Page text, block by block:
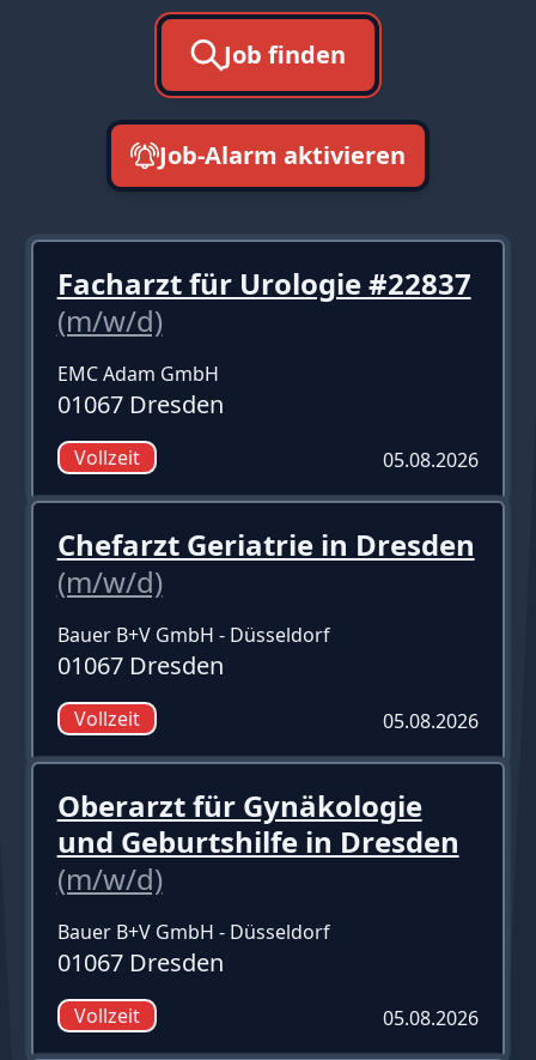
Job finden
Job-Alarm aktivieren
Facharzt für Urologie #22837
(m/w/d)
EMC Adam GmbH
01067 Dresden
Vollzeit 05.08.2026
Chefarzt Geriatrie in Dresden
(m/w/d)
Bauer B+V GmbH - Düsseldorf
01067 Dresden
Vollzeit 05.08.2026
Oberarzt für Gynäkologie
und Geburtshilfe in Dresden
(m/w/d)
Bauer B+V GmbH - Düsseldorf
01067 Dresden
Vollzeit 05.08.2026